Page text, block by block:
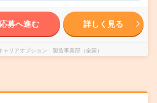
応募へ進む 詳しく見る
ャリアオプション 製造事業部（全国）